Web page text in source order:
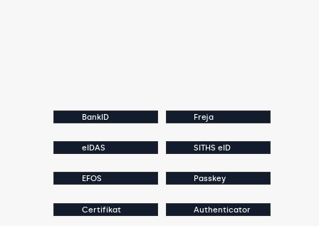
Authenticator
Certifikat
Passkey
EFOS
SITHS eID
eIDAS
Freja
BankID